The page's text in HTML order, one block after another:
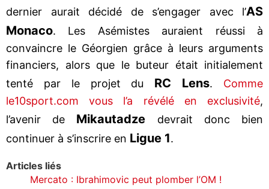
dernier aurait décidé de s’engager avec l’AS
Monaco. Les Asémistes auraient réussi à
convaincre le Géorgien grâce à leurs arguments
financiers, alors que le buteur était initialement
tenté par le projet du RC Lens. Comme
le10sport.com vous l’a révélé en exclusivité,
l’avenir de Mikautadze devrait donc bien
continuer à s’inscrire en Ligue 1.
Articles liés
Mercato : Ibrahimovic peut plomber l’OM !